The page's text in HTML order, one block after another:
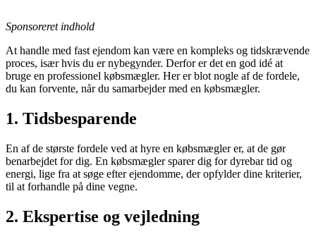
Sponsoreret indhold
At handle med fast ejendom kan være en kompleks og tidskrævende
proces, især hvis du er nybegynder. Derfor er det en god idé at
bruge en professionel købsmægler. Her er blot nogle af de fordele,
du kan forvente, når du samarbejder med en købsmægler.
1. Tidsbesparende
En af de største fordele ved at hyre en købsmægler er, at de gør
benarbejdet for dig. En købsmægler sparer dig for dyrebar tid og
energi, lige fra at søge efter ejendomme, der opfylder dine kriterier,
til at forhandle på dine vegne.
2. Ekspertise og vejledning